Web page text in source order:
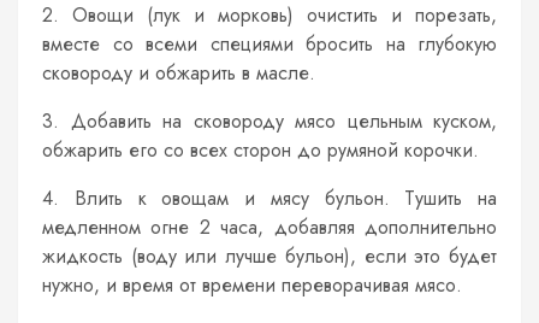
2. Овощи (лук и морковь) очистить и порезать,
вместе со всеми специями бросить на глубокую
сковороду и обжарить в масле.
3. Добавить на сковороду мясо цельным куском,
обжарить его со всех сторон до румяной корочки.
4. Влить к овощам и мясу бульон. Тушить на
медленном огне 2 часа, добавляя дополнительно
жидкость (воду или лучше бульон), если это будет
нужно, и время от времени переворачивая мясо.